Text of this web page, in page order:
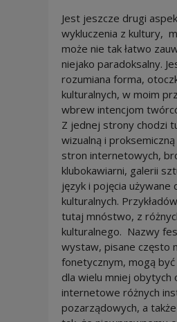
Jest jeszcze drugi
wykluczenia z kultury,
może nie tak łatwo
niejako paradoksalny.
rozumiana forma,
kulturalnych, w moim
wbrew intencjom
Z jednej strony chodzi
wizualną i
stron internetowych,
klubokawiarni, galerii
język i pojęcia
kulturalnych.
tutaj mnóstwo, z
kulturalnego. Nazwy
wystaw, pisane często
fonetycznym, mogą
dla wielu mniej obytych
internetowe różnych
pozarządowych, a